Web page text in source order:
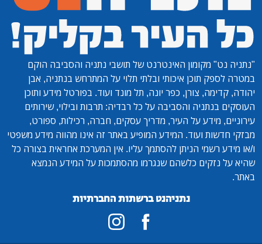
"נתניה נט" מקומון האינטרנט של תושבי נתניה והסביבה הוקם
במטרה לספק תוכן איכותי ובלתי תלוי על המתרחש בנתניה, אבן
יהודה, קדימה, צורן, כפר יונה, תל מונד ועוד. בפורטל מידע ותוכן
העוסקים בנתניה והסביבה על כל רבדיה: תרבות ובילוי, שירותים
עירוניים, מידע על העיר, מדריך עסקים, חברה, רכילות, ספורט,
מבזקי חדשות ועוד. המידע המופיע באתר זה אינו מהווה מידע משפטי
ו/או מידע רשמי הניתן להסתמך עליו. אין המערכת אחראית בצורה כל
שהיא על נזקים כלשהם שנגרמו מהסתמכות על המידע הנמצא
באתר.
נתניהנט ברשתות החברתיות